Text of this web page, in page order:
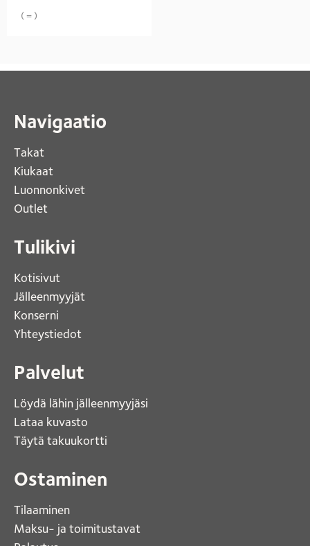
( = )
Navigaatio
Takat
Kiukaat
Luonnonkivet
Outlet
Tulikivi
Kotisivut
Jälleenmyyjät
Konserni
Yhteystiedot
Palvelut
Löydä lähin jälleenmyyjäsi
Lataa kuvasto
Täytä takuukortti
Ostaminen
Tilaaminen
Maksu- ja toimitustavat